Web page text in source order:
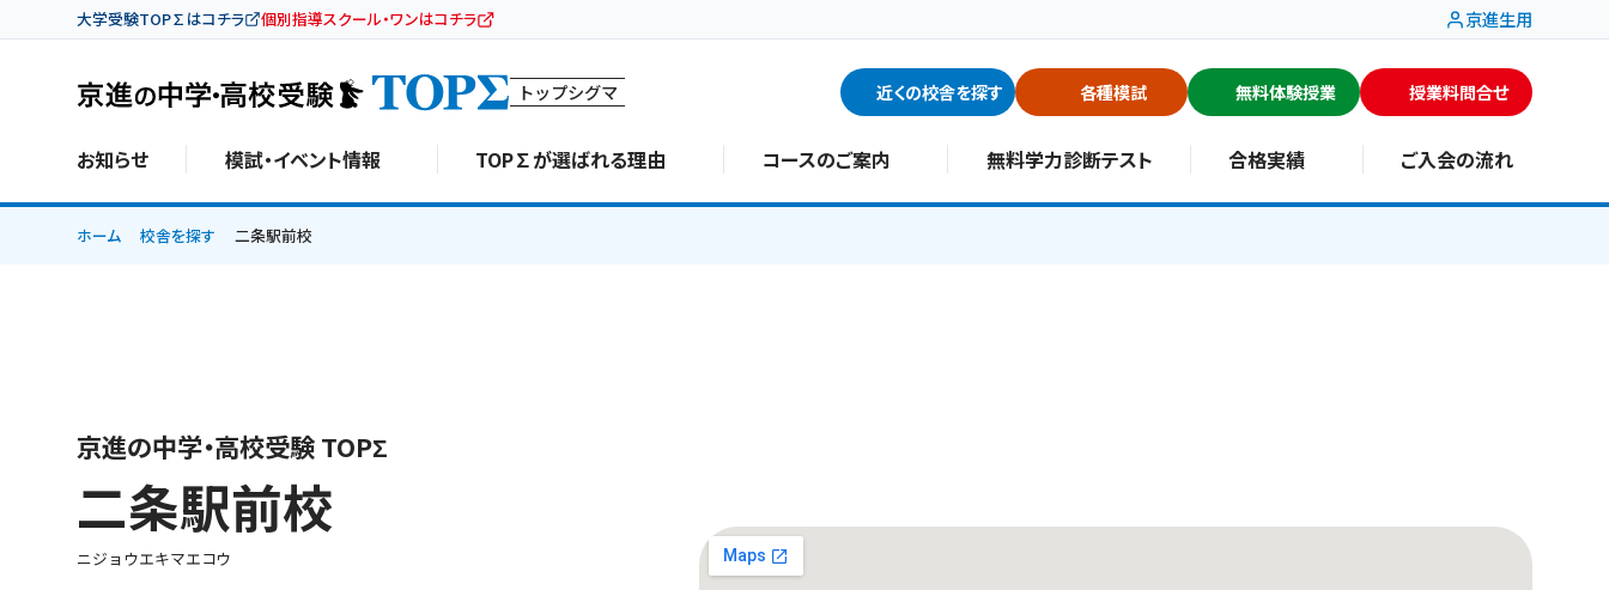
大学受験TOP∑はコチラ 個別指導スクール・ワンはコチラ 京進生用
トップシグマ 近くの校舎を探す 各種模試 無料体験授業 授業料問合せ
お知らせ 模試・イベント情報 TOP∑が選ばれる理由 コースのご案内 無料学力診断テスト 合格実績 ご入会の流れ
ホーム 校舎を探す 二条駅前校
京進の中学・高校受験 TOPΣ
二条駅前校
ニジョウエキマエコウ